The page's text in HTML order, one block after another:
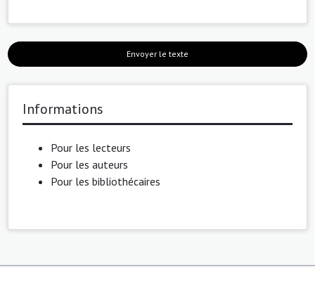
Envoyer le texte
Informations
Pour les lecteurs
Pour les auteurs
Pour les bibliothécaires